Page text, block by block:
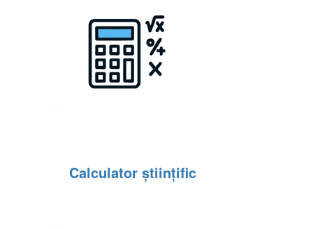
Calculator științific